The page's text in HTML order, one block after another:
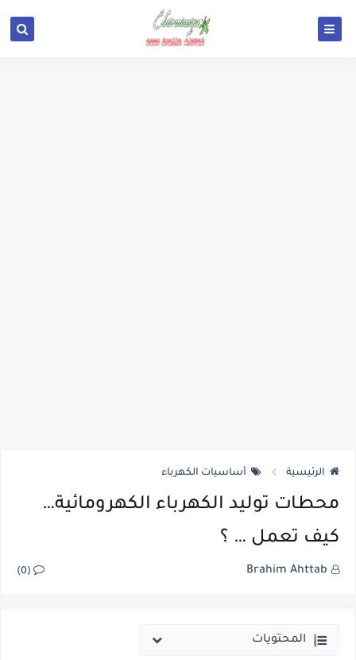
الرئيسية أساسيات الكهرباء
محطات توليد الكهرباء الكهرومائية…
كيف تعمل … ؟
Brahim Ahttab
(0)
المحتويات